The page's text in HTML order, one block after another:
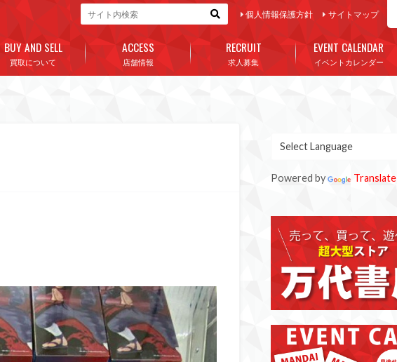
個人情報保護方針 サイトマップ
買取について
BUY AND SELL
店舗情報
ACCESS
求人募集
RECRUIT
イベントカレンダー
EVENT CALENDAR
Powered by Translate